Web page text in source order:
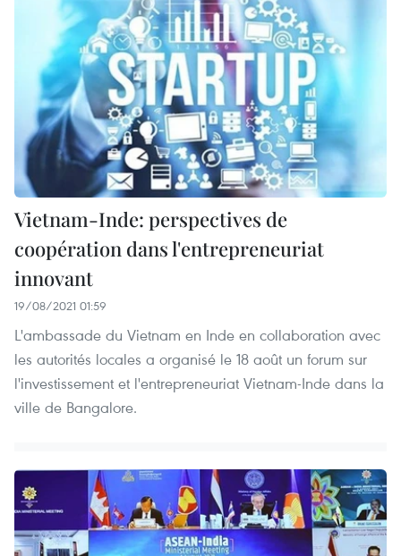
Vietnam-Inde: perspectives de
coopération dans l'entrepreneuriat
innovant
19/08/2021 01:59
L'ambassade du Vietnam en Inde en collaboration avec
les autorités locales a organisé le 18 août un forum sur
l'investissement et l'entrepreneuriat Vietnam-Inde dans la
ville de Bangalore.